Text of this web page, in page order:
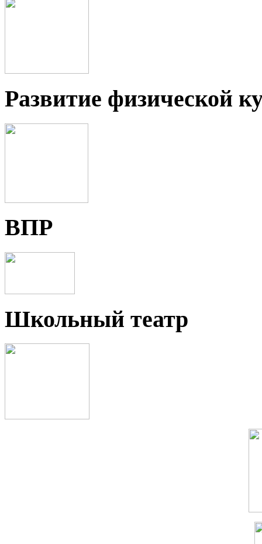
Развитие физической
ВПР
Школьный театр